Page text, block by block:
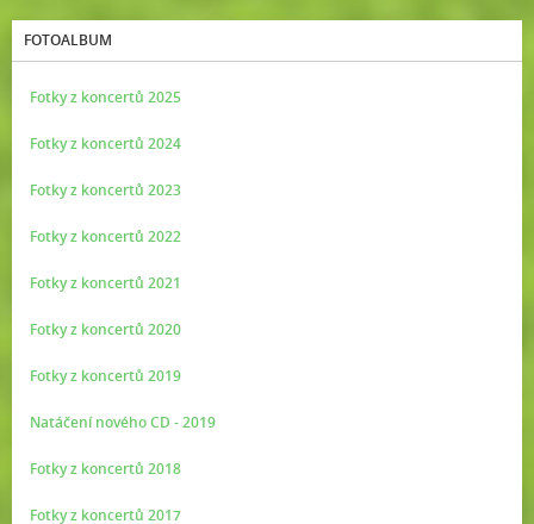
FOTOALBUM
Fotky z koncertů 2025
Fotky z koncertů 2024
Fotky z koncertů 2023
Fotky z koncertů 2022
Fotky z koncertů 2021
Fotky z koncertů 2020
Fotky z koncertů 2019
Natáčení nového CD - 2019
Fotky z koncertů 2018
Fotky z koncertů 2017